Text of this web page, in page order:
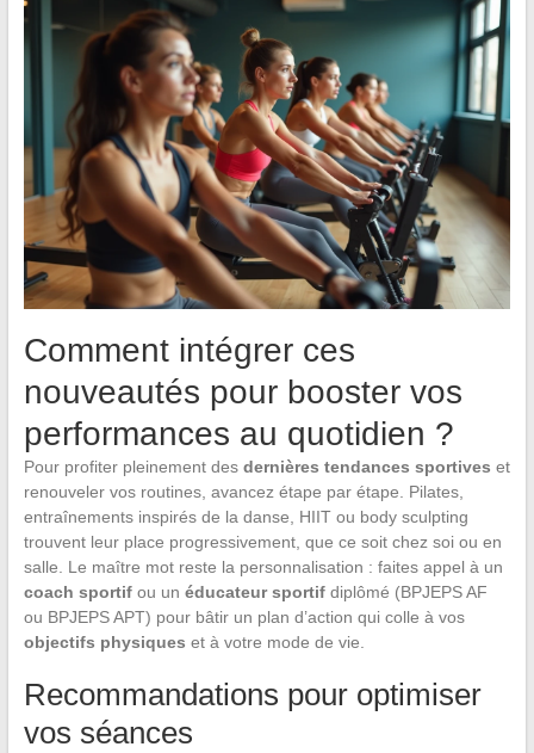
Comment intégrer ces
nouveautés pour booster vos
performances au quotidien ?
Pour profiter pleinement des dernières tendances sportives et
renouveler vos routines, avancez étape par étape. Pilates,
entraînements inspirés de la danse, HIIT ou body sculpting
trouvent leur place progressivement, que ce soit chez soi ou en
salle. Le maître mot reste la personnalisation : faites appel à un
coach sportifou un éducateur sportifdiplômé (BPJEPS AF
ou BPJEPS APT) pour bâtir un plan d’action qui colle à vos
objectifs physiques et à votre mode de vie.
Recommandations pour optimiser
vos séances